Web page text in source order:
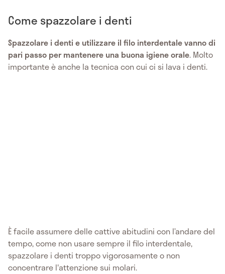
Come spazzolare i denti
Spazzolare i denti e utilizzare il filo interdentale vanno di
pari passo per mantenere una buona igiene orale. Molto
importante è anche la tecnica con cui ci si lava i denti.
È facile assumere delle cattive abitudini con l’andare del
tempo, come non usare sempre il filo interdentale,
spazzolare i denti troppo vigorosamente o non
concentrare l'attenzione sui molari.